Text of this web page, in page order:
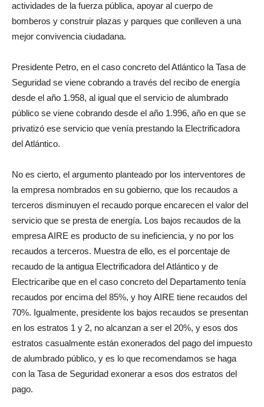
actividades de la fuerza pública, apoyar al cuerpo de
bomberos y construir plazas y parques que conlleven a una
mejor convivencia ciudadana.
Presidente Petro, en el caso concreto del Atlántico la Tasa de
Seguridad se viene cobrando a través del recibo de energía
desde el año 1.958, al igual que el servicio de alumbrado
público se viene cobrando desde el año 1.996, año en que se
privatizó ese servicio que venía prestando la Electrificadora
del Atlántico.
No es cierto, el argumento planteado por los interventores de
la empresa nombrados en su gobierno, que los recaudos a
terceros disminuyen el recaudo porque encarecen el valor del
servicio que se presta de energía. Los bajos recaudos de la
empresa AIRE es producto de su ineficiencia, y no por los
recaudos a terceros. Muestra de ello, es el porcentaje de
recaudo de la antigua Electrificadora del Atlántico y de
Electricaribe que en el caso concreto del Departamento tenía
recaudos por encima del 85%, y hoy AIRE tiene recaudos del
70%. Igualmente, presidente los bajos recaudos se presentan
en los estratos 1 y 2, no alcanzan a ser el 20%, y esos dos
estratos casualmente están exonerados del pago del impuesto
de alumbrado público, y es lo que recomendamos se haga
con la Tasa de Seguridad exonerar a esos dos estratos del
pago.